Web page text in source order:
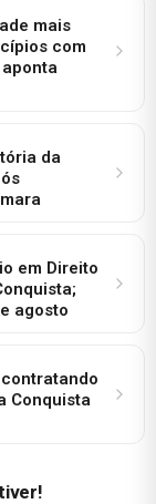
mais
com
da
em Direito
agosto
Conquista